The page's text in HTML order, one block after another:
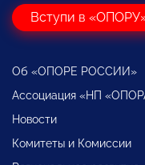
Вступи в
Об «ОПОРЕ РОССИИ»
Ассоциация «НП
Новости
Комитеты и Комиссии